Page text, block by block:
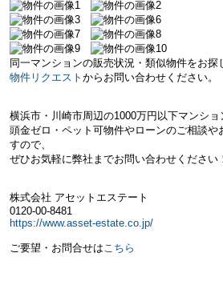
同一マンションの販売状況・類似物件をお探
物件リクエスト からお問い合わせください。
横浜市・川崎市周辺の1000万円以下マンショ
頭金ゼロ・ペット可物件やローンのご相談や
すので、
ぜひお気軽に弊社までお問い合わせください
株式会社 アセットエステート
0120-00-8481
https://www.asset-estate.co.jp/
ご要望・お問合せはこちら